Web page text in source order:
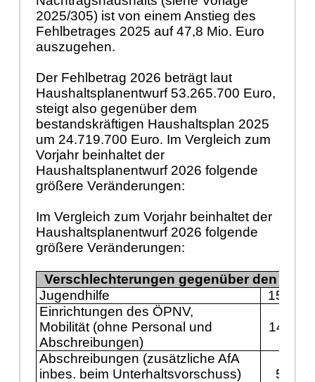
2025/305) ist von einem Anstieg des
Fehlbetrages 2025 auf 47,8 Mio. Euro
auszugehen.
Der Fehlbetrag 2026 beträgt laut
Haushaltsplanentwurf 53.265.700 Euro,
steigt also gegenüber dem
bestandskräftigen Haushaltsplan 2025
um 24.719.700 Euro. Im Vergleich zum
Vorjahr beinhaltet der
Haushaltsplanentwurf 2026 folgende
größere Veränderungen:
Im Vergleich zum Vorjahr beinhaltet der
Haushaltsplanentwurf 2026 folgende
größere Veränderungen:
Verschlechterungen gegenüber den
Jugendhilfe
Einrichtungen des ÖPNV,
Mobilität (ohne Personal und
Abschreibungen)
Abschreibungen (zusätzliche AfA
inbes. beim Unterhaltsvorschuss)